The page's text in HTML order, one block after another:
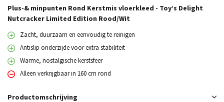
Plus-& minpunten Rond Kerstmis vloerkleed - Toy’s Delight
Nutcracker Limited Edition Rood/Wit
Zacht, duurzaam en eenvoudig te reinigen
Antislip onderzijde voor extra stabiliteit
Warme, nostalgische kerstsfeer
Alleen verkrijgbaar in 160 cm rond
Productomschrijving